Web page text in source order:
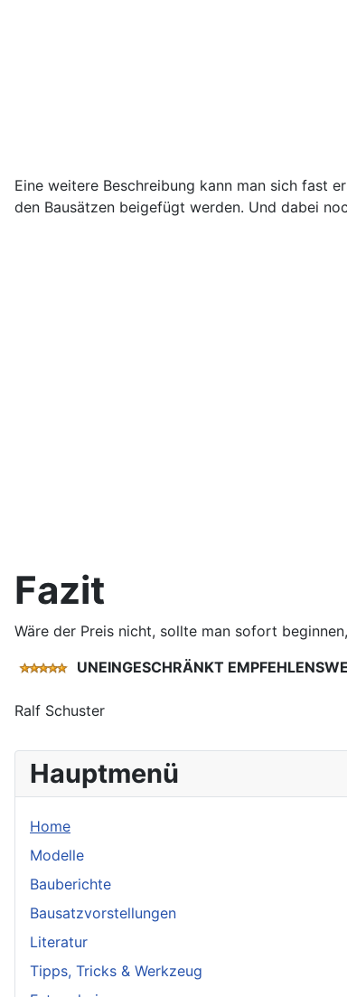
Hauptmenü
Home
Modelle
Bauberichte
Bausatzvorstellungen
Literatur
Tipps, Tricks & Werkzeug
Eine weitere Beschreibung kann man sich fast
den Bausätzen beigefügt werden. Und dabei
Fazit
Wäre der Preis nicht, sollte man sofort
UNEINGESCHRÄNKT
Ralf Schuster